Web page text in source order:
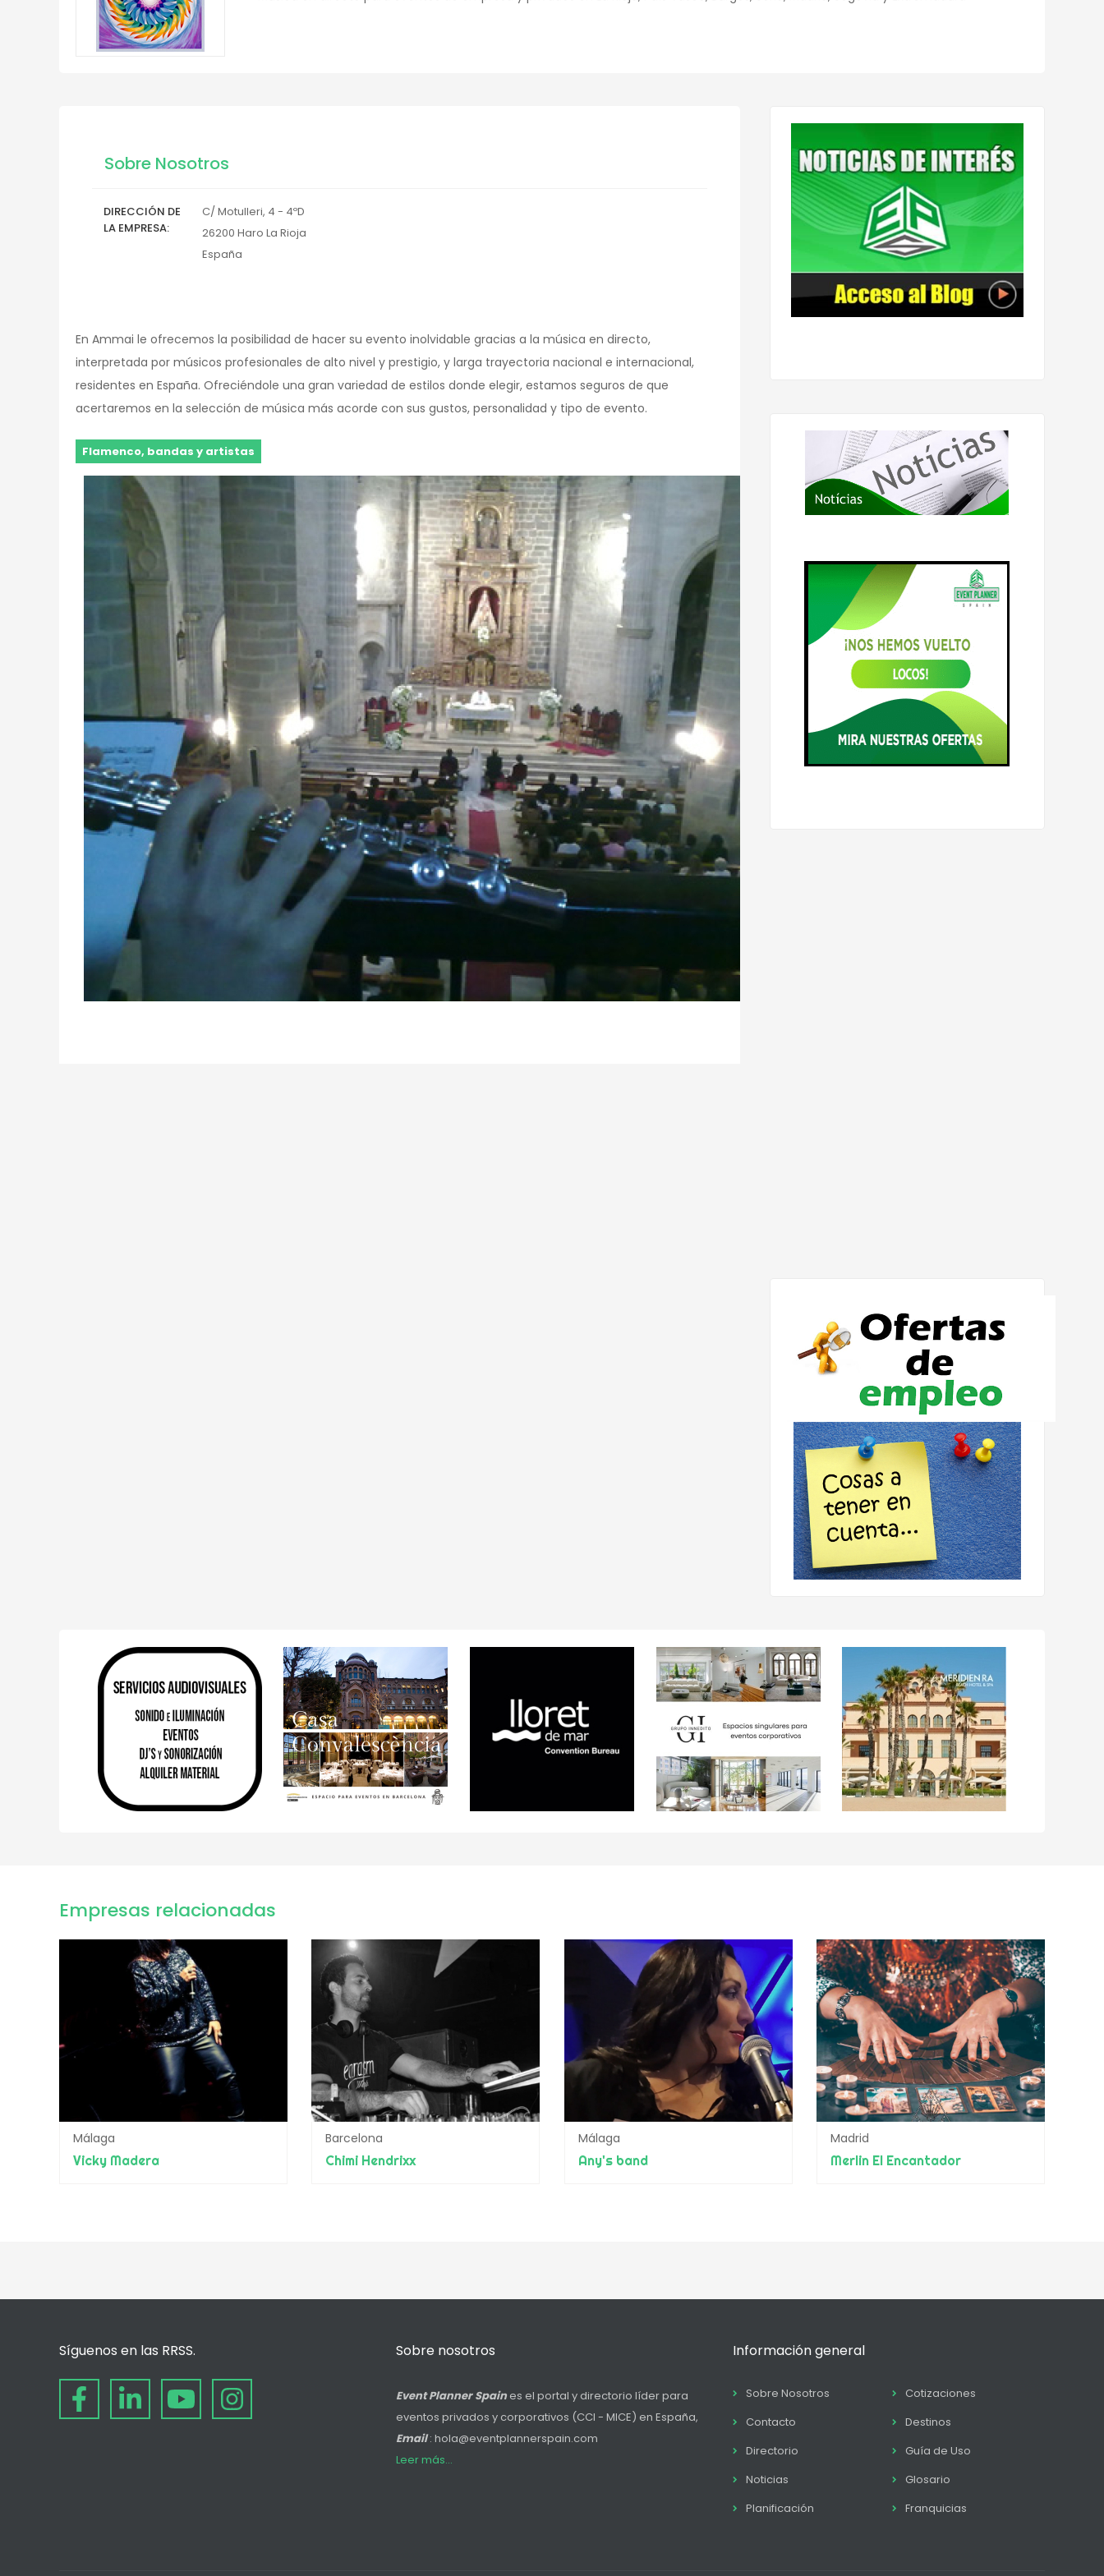
Sobre Nosotros
DIRECCIÓN DE
LA EMPRESA
C/ Motulleri, 4 - 4ºD
26200 Haro La Rioja
España
En Ammai le ofrecemos la posibilidad de hacer su evento inolvidable gracias a la música en directo,
interpretada por músicos profesionales de alto nivel y prestigio, y larga trayectoria nacional e internacional,
residentes en España. Ofreciéndole una gran variedad de estilos donde elegir, estamos seguros de que
acertaremos en la selección de música más acorde con sus gustos, personalidad y tipo de evento.
Flamenco, bandas y artistas
Empresas relacionadas
Málaga
Vicky Madera
Barcelona
Chimi Hendrixx
Málaga
Any's band
Madrid
Merlin El Encantador
Síguenos en las RRSS. Sobre nosotros
Event Planner Spaines el portal y directorio líder para
eventos privados y corporativos (CCI - MICE) en España,
Email: hola@eventplannerspain.com
Leer más...
Información general
Sobre Nosotros
Cotizaciones
Contacto
Destinos
Directorio
Guía de Uso
Noticias
Glosario
Planificación
Franquicias